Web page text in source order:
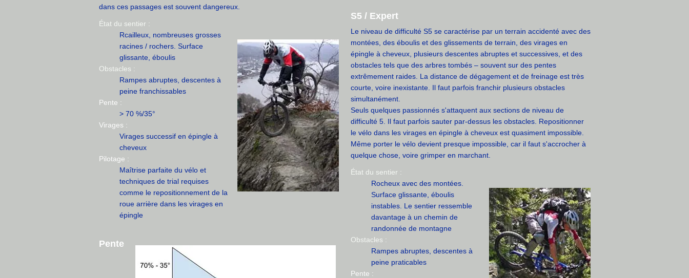
dans ces passages est souvent dangereux.
État du sentier :
Rcailleux, nombreuses grosses
racines / rochers. Surface
glissante, éboulis
Obstacles :
Rampes abruptes, descentes à
peine franchissables
Pente :
> 70 %/35°
Virages :
Virages successif en épingle à
cheveux
Pilotage :
Maîtrise parfaite du vélo et
techniques de trial requises
comme le repositionnement de la
roue arrière dans les virages en
épingle
Pente
S5 / Expert
Le niveau de difficulté S5 se caractérise par un terrain accidenté avec des
montées, des éboulis et des glissements de terrain, des virages en
épingle à cheveux, plusieurs descentes abruptes et successives, et des
obstacles tels que des arbres tombés – souvent sur des pentes
extrêmement raides. La distance de dégagement et de freinage est très
courte, voire inexistante. Il faut parfois franchir plusieurs obstacles
simultanément.
Seuls quelques passionnés s'attaquent aux sections de niveau de
difficulté 5. Il faut parfois sauter par-dessus les obstacles. Repositionner
le vélo dans les virages en épingle à cheveux est quasiment impossible.
Même porter le vélo devient presque impossible, car il faut s'accrocher à
quelque chose, voire grimper en marchant.
État du sentier :
Rocheux avec des montées.
Surface glissante, éboulis
instables. Le sentier ressemble
davantage à un chemin de
randonnée de montagne
Obstacles :
Rampes abruptes, descentes à
peine praticables
Pente :